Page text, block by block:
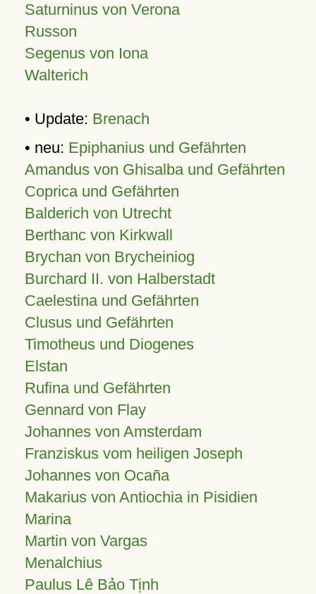
Saturninus von Verona
Russon
Segenus von Iona
Walterich
• Update: Brenach
• neu: Epiphanius und Gefährten
Amandus von Ghisalba und Gefährten
Coprica und Gefährten
Balderich von Utrecht
Berthanc von Kirkwall
Brychan von Brycheiniog
Burchard II. von Halberstadt
Caelestina und Gefährten
Clusus und Gefährten
Timotheus und Diogenes
Elstan
Rufina und Gefährten
Gennard von Flay
Johannes von Amsterdam
Franziskus vom heiligen Joseph
Johannes von Ocaña
Makarius von Antiochia in Pisidien
Marina
Martin von Vargas
Menalchius
Paulus Lê Bảo Tịnh